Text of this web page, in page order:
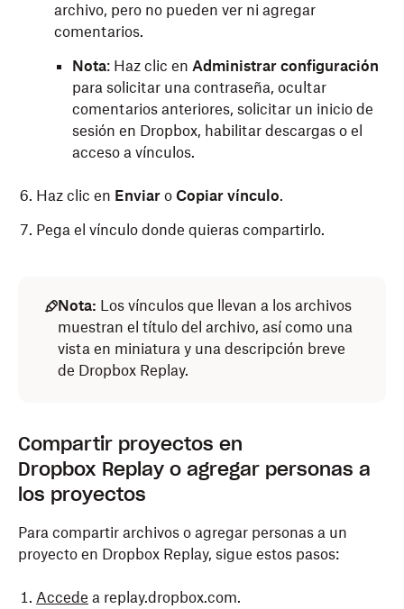
archivo, pero no pueden ver ni agregar
comentarios.
Nota: Haz clic en Administrar configuración
para solicitar una contraseña, ocultar
comentarios anteriores, solicitar un inicio de
sesión en Dropbox, habilitar descargas o el
acceso a vínculos.
Haz clic en Enviar o Copiar vínculo.
Pega el vínculo donde quieras compartirlo.
Nota: Los vínculos que llevan a los archivos
muestran el título del archivo, así como una
vista en miniatura y una descripción breve
de Dropbox Replay.
Compartir proyectos en
Dropbox Replay o agregar personas a
los proyectos
Para compartir archivos o agregar personas a un
proyecto en Dropbox Replay, sigue estos pasos:
Accede a replay.dropbox.com.